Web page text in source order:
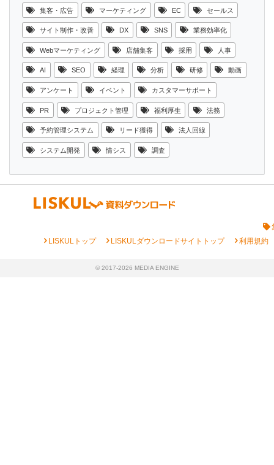
集客・広告 マーケティング EC セールス
サイト制作・改善 DX SNS 業務効率化
Webマーケティング 店舗集客 採用 人事
AI SEO 経理 分析 研修 動画
アンケート イベント カスタマーサポート
PR プロジェクト管理 福利厚生 法務
予約管理システム リード獲得 法人回線
システム開発 情シス 調査
chevron_rightLISKULトップ chevron_rightLISKULダウンロードサイトトップ chevron_right利用規約
© 2017-2026 MEDIA ENGINE